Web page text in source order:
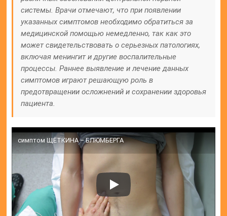
системы. Врачи отмечают, что при появлении
указанных симптомов необходимо обратиться за
медицинской помощью немедленно, так как это
может свидетельствовать о серьезных патологиях,
включая менингит и другие воспалительные
процессы. Раннее выявление и лечение данных
симптомов играют решающую роль в
предотвращении осложнений и сохранении здоровья
пациента.
симптом ЩЁТКИНА – БЛЮМБЕРГА